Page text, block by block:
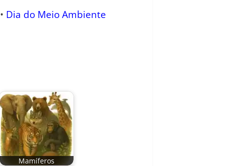
• Dia do Meio Ambiente
Mamíferos